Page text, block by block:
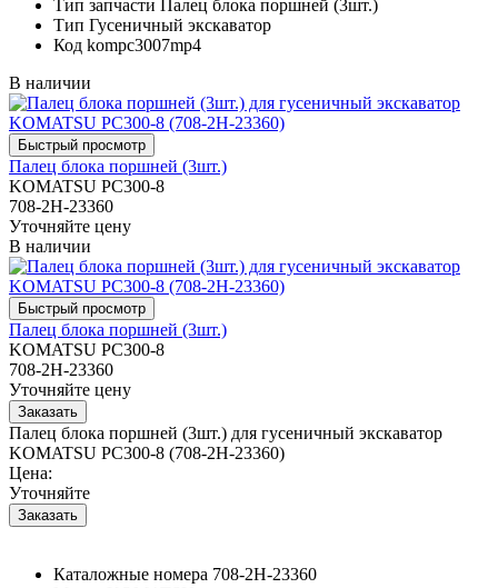
Тип запчасти
Палец блока поршней (3шт.)
Тип Гусеничный экскаватор
Код kompc3007mp4
В наличии
Палец блока поршней (3шт.)
KOMATSU PC300-8
708-2H-23360
Уточняйте цену
В наличии
Палец блока поршней (3шт.)
KOMATSU PC300-8
708-2H-23360
Уточняйте цену
Палец блока поршней (3шт.) для гусеничный экскаватор
KOMATSU PC300-8 (708-2H-23360)
Цена:
Уточняйте
Каталожные номера 708-2H-23360